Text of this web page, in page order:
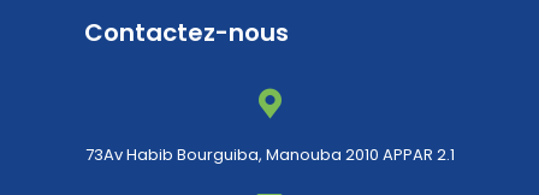
Contactez-nous
73Av Habib Bourguiba, Manouba 2010 APPAR 2.1